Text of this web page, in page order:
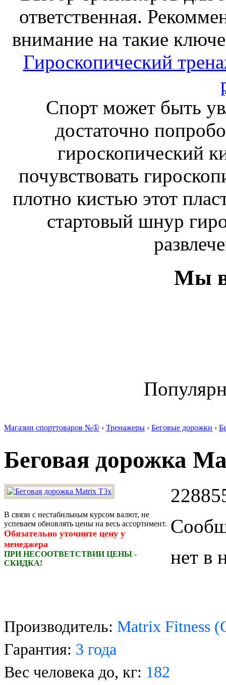
ответственная.
внимание на такие
Гироскопический
Спорт может быть
достаточно
гироскопический
почувствовать
плотно кистью этот
стартовый шнур
Мы в
Магазин спорттоваров №① › Тренажеры › Беговые дорожки ›
Беговая дорожка
В связи с нестабильным курсом валют, не
успеваем обновлять цены на весь ассортимент.
Обязательно уточните цену у
менеджера
ПРИ НЕСООТВЕТСТВИИ ЦЕНЫ -
СКИДКА!
нет в
Производитель: Matrix Fitness
Гарантия: 3 года
Вес человека до, кг: 182